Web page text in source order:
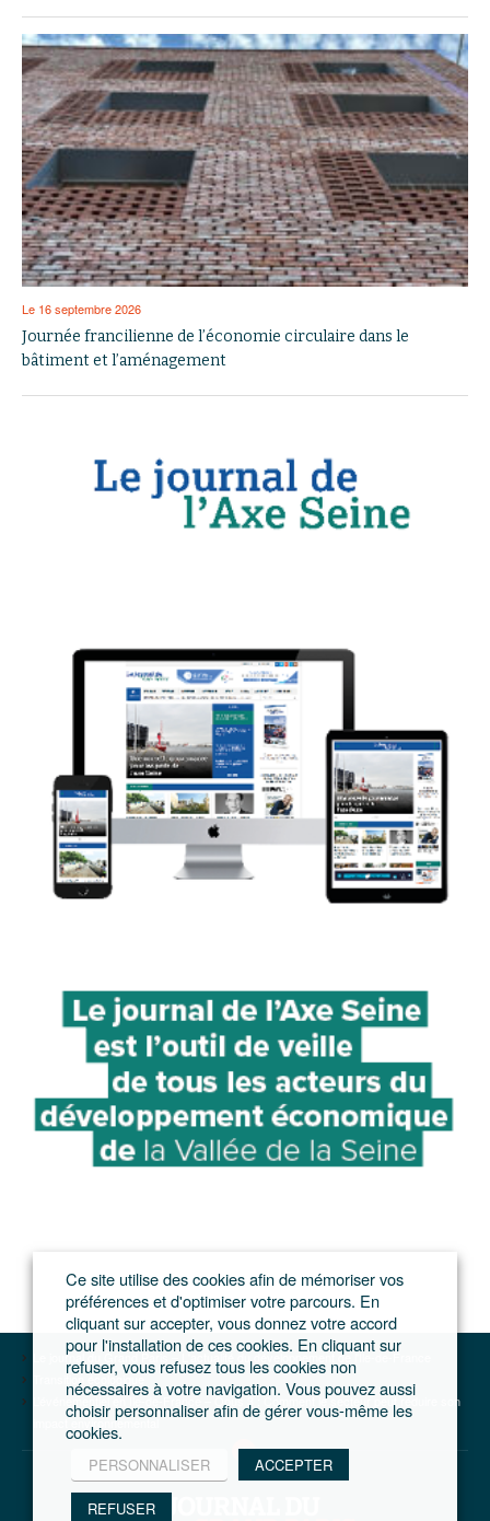
Le 16 septembre 2026
Journée francilienne de l’économie circulaire dans le
bâtiment et l’aménagement
Le journal du Grand Paris – L'actualité du développement de l'Ile-de-France
Transition écologique
L’événementiel en Ile-de-France – Opus 3 : Comment le secteur peut réduire son
impact environnemental
Ce site utilise des cookies afin de mémoriser vos
préférences et d'optimiser votre parcours. En
cliquant sur accepter, vous donnez votre accord
pour l'installation de ces cookies. En cliquant sur
refuser, vous refusez tous les cookies non
nécessaires à votre navigation. Vous pouvez aussi
choisir personnaliser afin de gérer vous-même les
cookies.
PERSONNALISER ACCEPTER
REFUSER